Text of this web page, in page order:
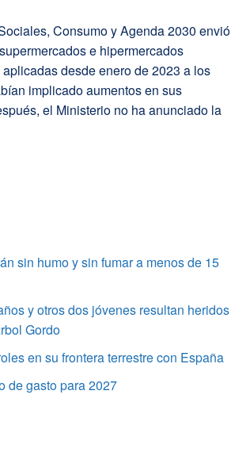
Consumo y Agenda 2030 envió
e hipermercados
desde enero de 2023 a los
implicado aumentos en sus
el Ministerio no ha anunciado la
sin humo y sin fumar a menos de 15
y otros dos jóvenes resultan heridos
Gordo
en su frontera terrestre con España
de gasto para 2027